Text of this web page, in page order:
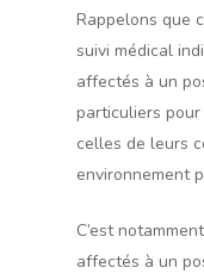
Rappelons que
suivi médical
affectés à un
particuliers
celles de leurs
environnement
C’est
affectés à un